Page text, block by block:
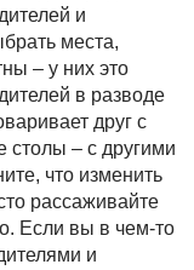
и
места,
– у них это
в разводе
друг с
столы – с другими
что изменить
рассаживайте
Если вы в чем-то
и